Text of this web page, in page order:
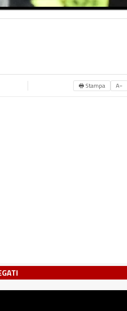
🖶 Stampa A−